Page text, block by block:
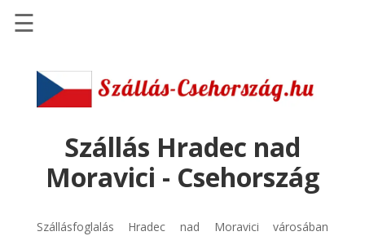
Szállások
Szállásinfo.eu
Repülőjegy
pénzvisszatérítéssel
☰
Szállás Hradec nad
Moravici - Csehország
Szállásfoglalás Hradec nad Moravici városában